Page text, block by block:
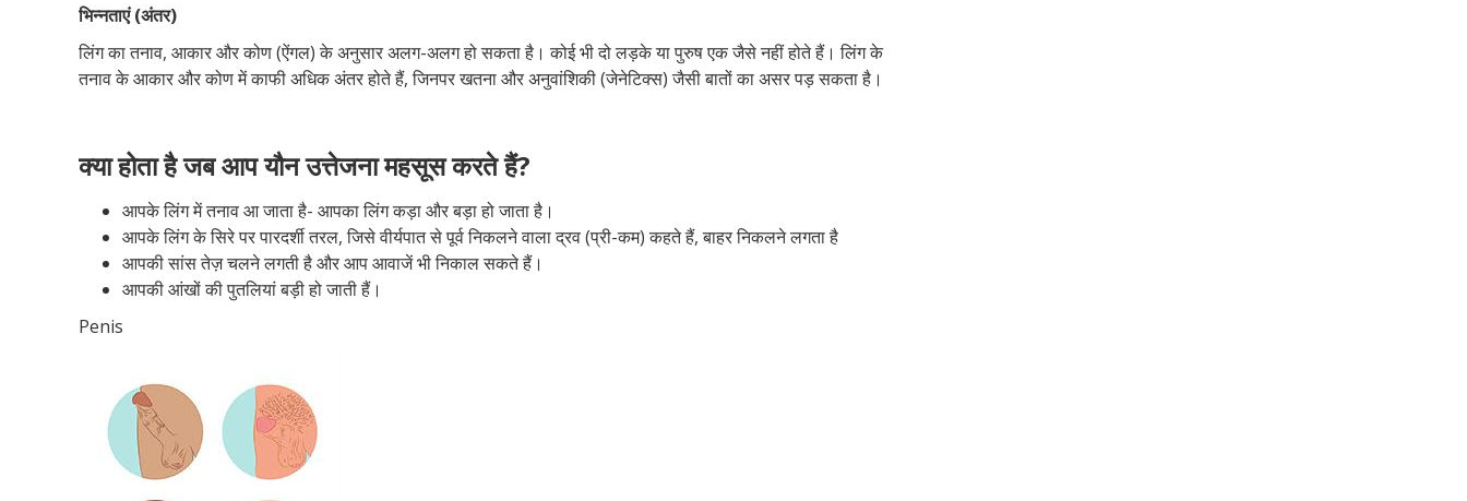
भिन्नताएं (अंतर)
लिंग का तनाव, आकार और कोण (ऐंगल) के अनुसार अलग-अलग हो सकता है। कोई भी दो लड़के या पुरुष एक जैसे नहीं होते हैं। लिंग के
तनाव के आकार और कोण में काफी अधिक अंतर होते हैं, जिनपर खतना और अनुवांशिकी (जेनेटिक्स) जैसी बातों का असर पड़ सकता है।
क्या होता है जब आप यौन उत्तेजना महसूस करते हैं?
आपके लिंग में तनाव आ जाता है- आपका लिंग कड़ा और बड़ा हो जाता है।
आपके लिंग के सिरे पर पारदर्शी तरल, जिसे वीर्यपात से पूर्व निकलने वाला द्रव (प्री-कम) कहते हैं, बाहर निकलने लगता है
आपकी सांस तेज़ चलने लगती है और आप आवाजें भी निकाल सकते हैं।
आपकी आंखों की पुतलियां बड़ी हो जाती हैं।
Penis